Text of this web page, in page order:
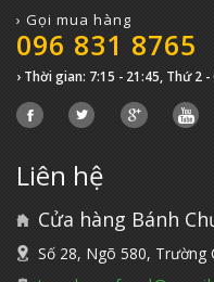
› Gọi mua hàng
096 831 8765
› Thời gian: 7:15 - 21:45, Thứ 2 -
Liên hệ
Cửa hàng Bánh
Số 28, Ngõ 580, Trường